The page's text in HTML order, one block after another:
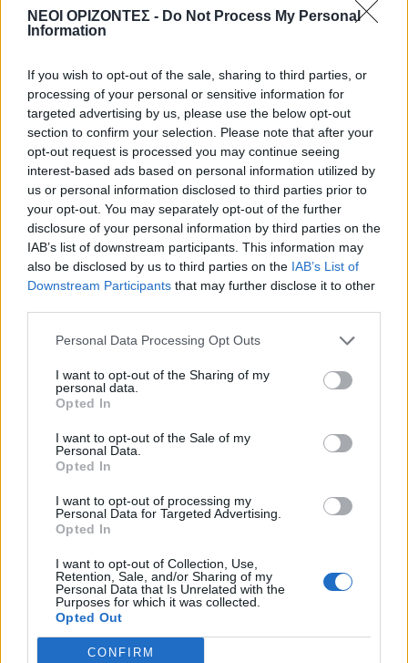
ΝΕΟΙ ΟΡΙΖΟΝΤΕΣ - Do Not Process My Personal
Information
If you wish to opt-out of the sale, sharing to third parties, or
processing of your personal or sensitive information for
targeted advertising by us, please use the below opt-out
section to confirm your selection. Please note that after your
opt-out request is processed you may continue seeing
interest-based ads based on personal information utilized by
us or personal information disclosed to third parties prior to
your opt-out. You may separately opt-out of the further
disclosure of your personal information by third parties on the
IAB’s list of downstream participants. This information may
also be disclosed by us to third parties on the IAB’s List of
Downstream Participants that may further disclose it to other
Personal Data Processing Opt Outs
I want to opt-out of the Sharing of my
personal data.
Opted In
I want to opt-out of the Sale of my
Personal Data.
Opted In
I want to opt-out of processing my
Personal Data for Targeted Advertising.
Opted In
I want to opt-out of Collection, Use,
Retention, Sale, and/or Sharing of my
Personal Data that Is Unrelated with the
Purposes for which it was collected.
Opted Out
CONFIRM
Κίσαμος: Πλήθος κόσμου στη “Γιορτή
6 Αυγούστου 2026 19:21
Δημοφιλή αυτή την εβδομάδα